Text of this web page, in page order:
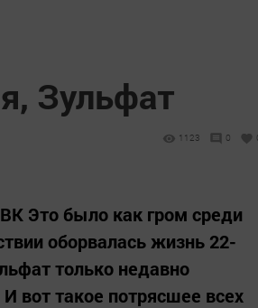
Зульфат
1123 0
Это было как гром среди
оборвалась жизнь 22-
только недавно
вот такое потрясшее всех